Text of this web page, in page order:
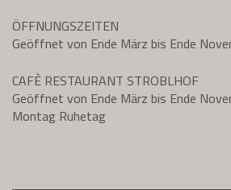
ÖFFNUNGSZEITEN
Geöffnet von Ende März bis Ende
CAFÈ RESTAURANT STROBLHOF
Geöffnet von Ende März bis Ende
Montag Ruhetag